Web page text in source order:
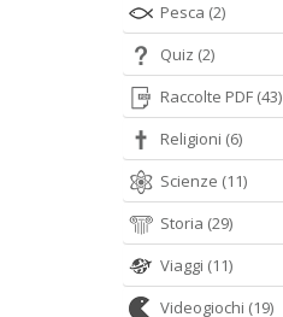
Pesca (2)
Quiz (2)
Raccolte PDF (43)
Religioni (6)
Scienze (11)
Storia (29)
Viaggi (11)
Videogiochi (19)